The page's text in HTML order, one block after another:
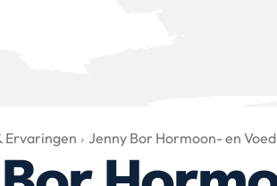
Ervaringen Jenny Bor Hormoon- en